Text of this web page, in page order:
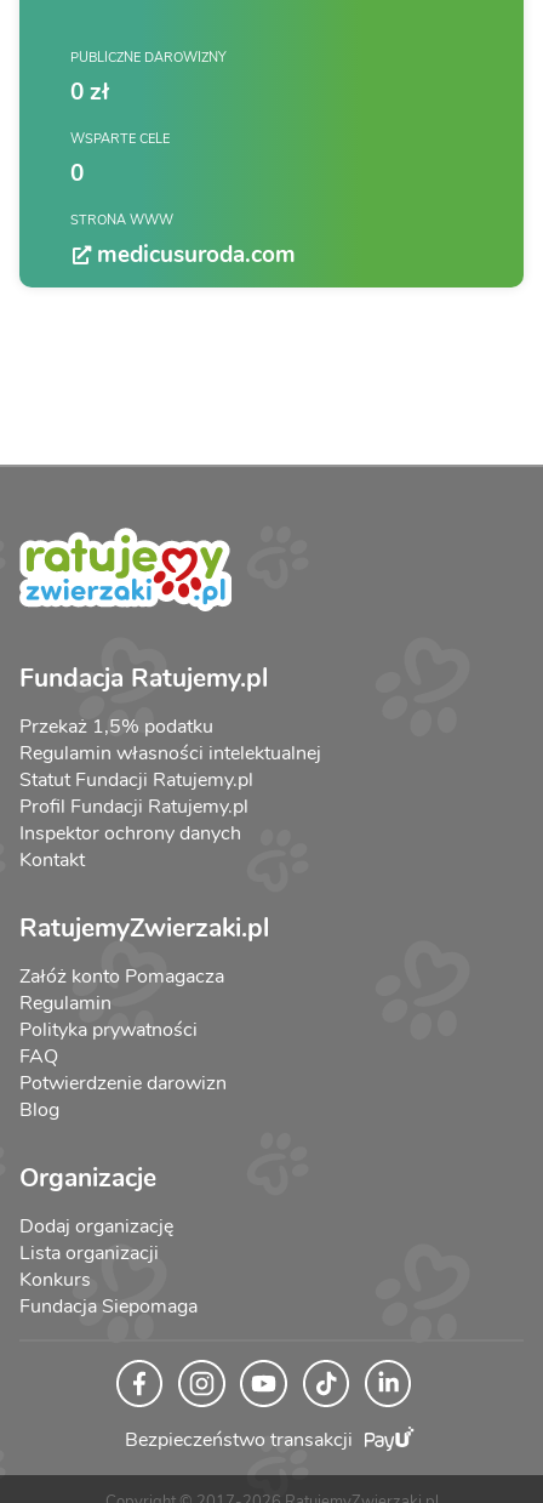
PUBLICZNE DAROWIZNY
0 zł
WSPARTE CELE
0
STRONA WWW
medicusuroda.com
Fundacja Ratujemy.pl
Przekaż 1,5% podatku
Regulamin własności intelektualnej
Statut Fundacji Ratujemy.pl
Profil Fundacji Ratujemy.pl
Inspektor ochrony danych
Kontakt
RatujemyZwierzaki.pl
Załóż konto Pomagacza
Regulamin
Polityka prywatności
FAQ
Potwierdzenie darowizn
Blog
Organizacje
Dodaj organizację
Lista organizacji
Konkurs
Fundacja Siepomaga
Bezpieczeństwo transakcji